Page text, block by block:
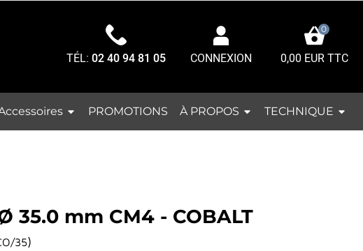
TÉL:02 40 94 81 05 CONNEXION
0
0,00 EUR TTC
PROMOTIONS À PROPOS TECHNIQUE
35.0 mm CM4 - COBALT
35)